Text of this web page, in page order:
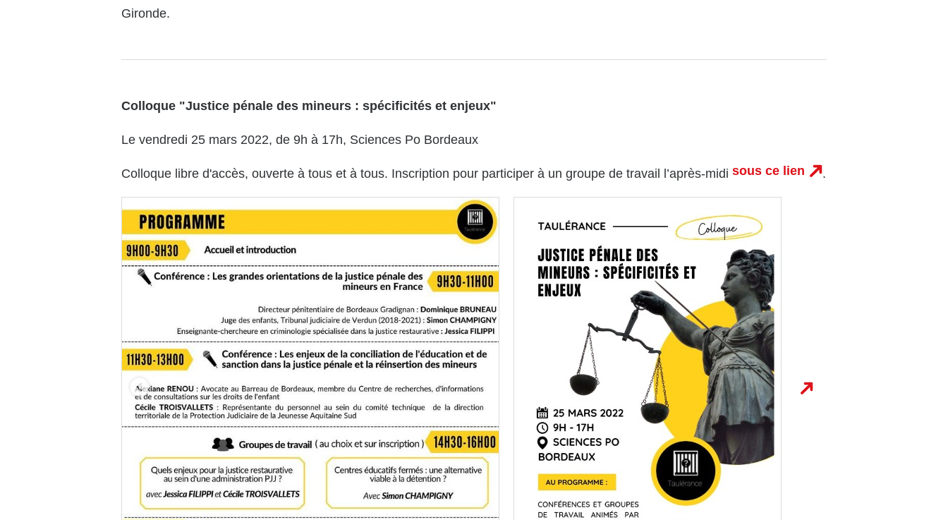
Gironde.
Colloque "Justice pénale des mineurs : spécificités et enjeux"
Le vendredi 25 mars 2022, de 9h à 17h, Sciences Po Bordeaux
Colloque libre d'accès, ouverte à tous et à tous. Inscription pour participer à un groupe de travail l’après-midi sous ce lien .